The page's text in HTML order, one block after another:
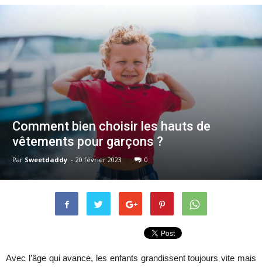
Comment bien choisir les hauts de
vêtements pour garçons ?
Par Sweetdaddy - 20 février 2023 0
Avec l’âge qui avance, les enfants grandissent toujours vite mais